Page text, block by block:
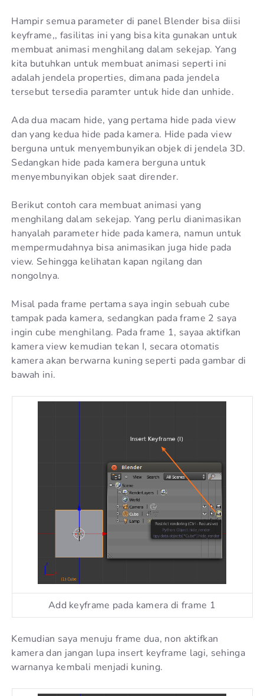
Hampir semua parameter di panel Blender bisa diisi
keyframe,, fasilitas ini yang bisa kita gunakan untuk
membuat animasi menghilang dalam sekejap. Yang
kita butuhkan untuk membuat animasi seperti ini
adalah jendela properties, dimana pada jendela
tersebut tersedia paramter untuk hide dan unhide.
Ada dua macam hide, yang pertama hide pada view
dan yang kedua hide pada kamera. Hide pada view
berguna untuk menyembunyikan objek di jendela 3D.
Sedangkan hide pada kamera berguna untuk
menyembunyikan objek saat dirender.
Berikut contoh cara membuat animasi yang
menghilang dalam sekejap. Yang perlu dianimasikan
hanyalah parameter hide pada kamera, namun untuk
mempermudahnya bisa animasikan juga hide pada
view. Sehingga kelihatan kapan ngilang dan
nongolnya.
Misal pada frame pertama saya ingin sebuah cube
tampak pada kamera, sedangkan pada frame 2 saya
ingin cube menghilang. Pada frame 1, sayaa aktifkan
kamera view kemudian tekan I, secara otomatis
kamera akan berwarna kuning seperti pada gambar di
bawah ini.
Add keyframe pada kamera di frame 1
Kemudian saya menuju frame dua, non aktifkan
kamera dan jangan lupa insert keyframe lagi, sehinga
warnanya kembali menjadi kuning.